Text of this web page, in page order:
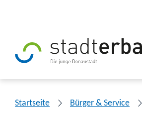
Startseite Bürger & Service